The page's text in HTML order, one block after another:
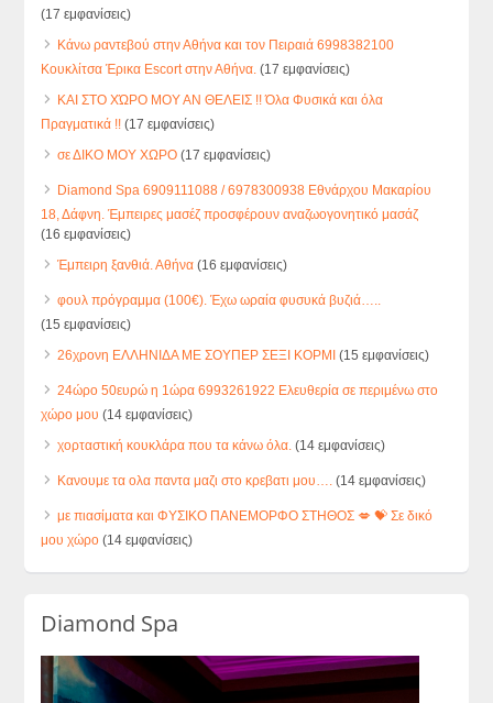
(17 εμφανίσεις)
Κάνω ραντεβού στην Αθήνα και τον Πειραιά 6998382100
Κουκλίτσα Έρικα Escort στην Αθήνα. (17 εμφανίσεις)
ΚΑΙ ΣΤΟ ΧΏΡΟ ΜΟΥ ΑΝ ΘΕΛΕΙΣ !! Όλα Φυσικά και όλα
Πραγματικά !! (17 εμφανίσεις)
σε ΔΙΚΟ ΜΟΥ ΧΩΡΟ (17 εμφανίσεις)
Diamond Spa 6909111088 / 6978300938 Εθνάρχου Μακαρίου
18, Δάφνη. Έμπειρες μασέζ προσφέρουν αναζωογονητικό μασάζ
(16 εμφανίσεις)
Έμπειρη ξανθιά. Αθήνα (16 εμφανίσεις)
φουλ πρόγραμμα (100€). Έχω ωραία φυσυκά βυζιά…..
(15 εμφανίσεις)
26χρονη ΕΛΛΗΝΙΔΑ ΜΕ ΣΟΥΠΕΡ ΣΕΞΙ ΚΟΡΜΙ (15 εμφανίσεις)
24ώρο 50ευρώ η 1ώρα 6993261922 Ελευθερία σε περιμένω στο
χώρο μου (14 εμφανίσεις)
χορταστική κουκλάρα που τα κάνω όλα. (14 εμφανίσεις)
Κανουμε τα ολα παντα μαζι στο κρεβατι μου…. (14 εμφανίσεις)
με πιασίματα και ΦΥΣΙΚΟ ΠΑΝΕΜΟΡΦΟ ΣΤΗΘΟΣ 💋 💝 Σε δικό
μου χώρο (14 εμφανίσεις)
Diamond Spa